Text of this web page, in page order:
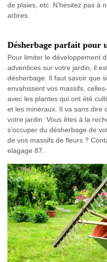
de plaies, etc. N’hésitez pas à
arbres.
Désherbage parfait pour
Pour limiter le développement
adventices sur votre jardin, il
désherbage. Il faut savoir que
envahissent vos massifs,
avec les plantes qui ont été
et les minéraux. Il va sans dire
votre jardin. Vous êtes à la
s’occuper du désherbage de
de vos massifs de fleurs ?
elagage 87.